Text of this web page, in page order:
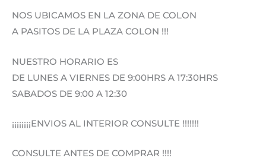
NOS UBICAMOS EN LA ZONA DE COLON
A PASITOS DE LA PLAZA COLON !!!
NUESTRO HORARIO ES
DE LUNES A VIERNES DE 9:00HRS A 17:30HRS
SABADOS DE 9:00 A 12:30
¡¡¡¡¡¡¡¡ENVIOS AL INTERIOR CONSULTE !!!!!!!
CONSULTE ANTES DE COMPRAR !!!!